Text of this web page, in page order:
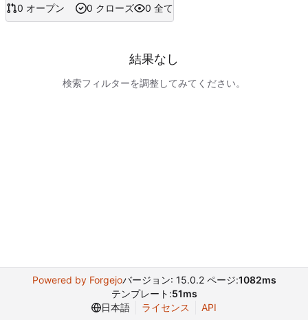
0 オープン 0 クローズ 0 全て
結果なし
検索フィルターを調整してみてください。
Powered by Forgejoバージョン: 15.0.2 ページ:1082ms
テンプレート:51ms
日本語
ライセンス API